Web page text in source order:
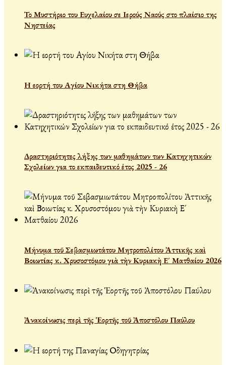
Το Μυστήριο του Ευχελαίου σε Ιερούς Ναούς στο πλαίσιο της
Νηστείας
Η εορτή του Αγίου Νικήτα στη Θήβα
Δραστηριότητες λήξης των μαθημάτων των Κατηχητικών
Σχολείων για το εκπαιδευτικό έτος 2025 - 26
Μήνυμα τοῦ Σεβασμιωτάτου Μητροπολίτου Ἀττικῆς καὶ
Βοιωτίας κ. Χρυσοστόμου γιὰ τὴν Κυριακὴ Ε´ Ματθαίου 2026
Ἀνακοίνωσις περὶ τῆς Ἑορτῆς τοῦ Ἀποστόλου Παύλου